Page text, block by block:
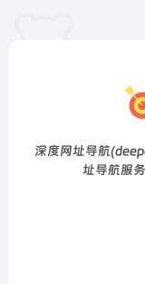
深度网址导航
址导航服